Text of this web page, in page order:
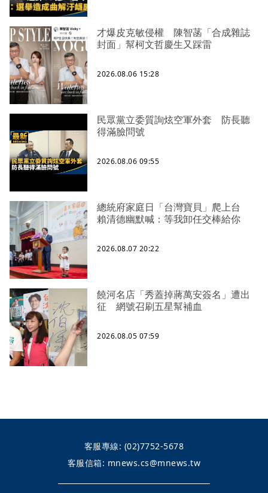
才爆皮克敏侵權 陳智菡「合成雜誌
封面」幫柯文哲慶生又踩雷
2026.08.06 15:28
民眾黨立委質詢炫空軍外套 防長聽
得滿臉問號
2026.08.06 09:55
總統府家庭日「台灣寶貝」爬上台
賴清德幽默喊：等我卸任交棒給你
2026.08.07 20:22
饒河名店「秀蓋掉蔣萬安簽名」遭出
征 網號召刷五星幫補血
2026.08.05 07:59
客服專線: (02)7752-5678
客服信箱: mnews.cs@mnews.tw